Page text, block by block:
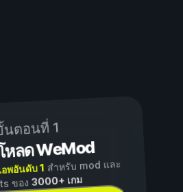
นตอนที่ 1
หลด WeMod
พอันดับ 1 สำหรับ mod และ
ของ3000+ เกม